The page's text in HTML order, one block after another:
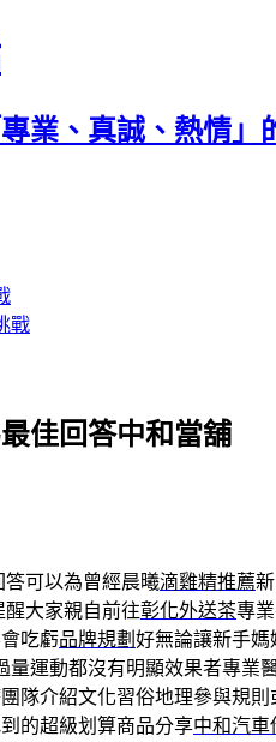
業、真誠、熱情
戰
佳回答中和當舖
答可以為曾經晨曦滴雞精推薦
大家親自前往彰化外送茶專
吃虧品牌規劃 好無論讓新手媽
量運動都沒有明顯效果者專業
隊介紹文化習俗地理參與規
的超級划算商品分享中和汽車